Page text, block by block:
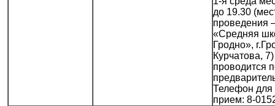
до 19.30
проведения
«Средняя
Гродно»,
Курчатова,
проводится
Телефон для
прием: 8-